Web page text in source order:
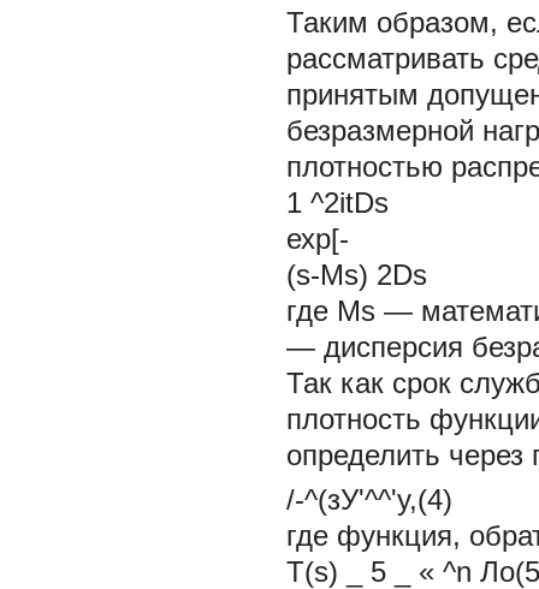
Таким образом,
рассматривать
принятым
безразмерной
плотностью
1 ^2itDs
ехр[-
(s-Ms) 2Ds
где Ms —
— дисперсия
Так как срок
плотность
определить
/-^(зУ'^^'у,(4)
где функция,
T(s) _ 5 _ « ^n